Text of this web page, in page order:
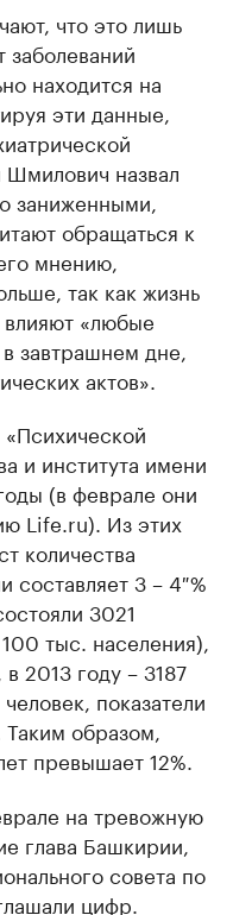
что это лишь
заболеваний
находится на
эти данные,
назвал
заниженными,
обращаться к
мнению,
так как жизнь
«любые
завтрашнем дне,
актов».
и института имени
(в феврале они
Life.ru). Из этих
количества
составляет 3 – 4 %
3021
тыс. населения),
2013 году – 3187
показатели
образом,
превышает 12%.
на тревожную
глава Башкирии,
совета по
цифр.